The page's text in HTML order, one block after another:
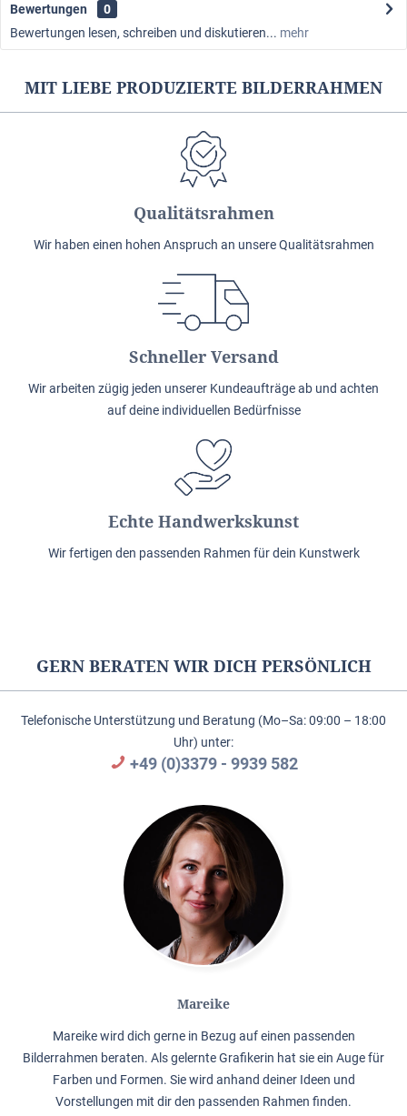
Bewertungen
0
Bewertungen lesen, schreiben und diskutieren... mehr
MIT LIEBE PRODUZIERTE BILDERRAHMEN
Qualitätsrahmen
Wir haben einen hohen Anspruch an unsere Qualitätsrahmen
Schneller Versand
Wir arbeiten zügig jeden unserer Kundeaufträge ab und achten
auf deine individuellen Bedürfnisse
Echte Handwerkskunst
Wir fertigen den passenden Rahmen für dein Kunstwerk
GERN BERATEN WIR DICH PERSÖNLICH
Telefonische Unterstützung und Beratung (Mo–Sa: 09:00 – 18:00
Uhr) unter:
+49 (0)3379 - 9939 582
Mareike
Mareike wird dich gerne in Bezug auf einen passenden
Bilderrahmen beraten. Als gelernte Grafikerin hat sie ein Auge für
Farben und Formen. Sie wird anhand deiner Ideen und
Vorstellungen mit dir den passenden Rahmen finden.